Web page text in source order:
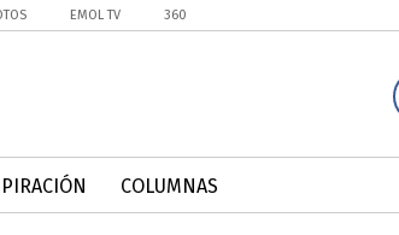
EMOL TV 360
COLUMNAS